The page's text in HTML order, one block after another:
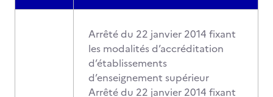
Arrêté du 22 janvier 2014 fixant
les modalités d’accréditation
d’établissements
d’enseignement supérieur
Arrêté du 22 janvier 2014 fixant